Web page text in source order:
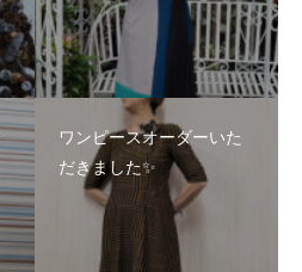
ワンピースオーダーいた
だきました✨